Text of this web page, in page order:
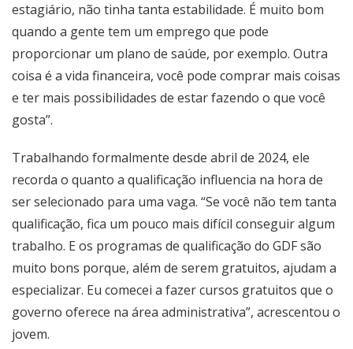
estagiário, não tinha tanta estabilidade. É muito bom
quando a gente tem um emprego que pode
proporcionar um plano de saúde, por exemplo. Outra
coisa é a vida financeira, você pode comprar mais coisas
e ter mais possibilidades de estar fazendo o que você
gosta”.
Trabalhando formalmente desde abril de 2024, ele
recorda o quanto a qualificação influencia na hora de
ser selecionado para uma vaga. “Se você não tem tanta
qualificação, fica um pouco mais difícil conseguir algum
trabalho. E os programas de qualificação do GDF são
muito bons porque, além de serem gratuitos, ajudam a
especializar. Eu comecei a fazer cursos gratuitos que o
governo oferece na área administrativa”, acrescentou o
jovem.